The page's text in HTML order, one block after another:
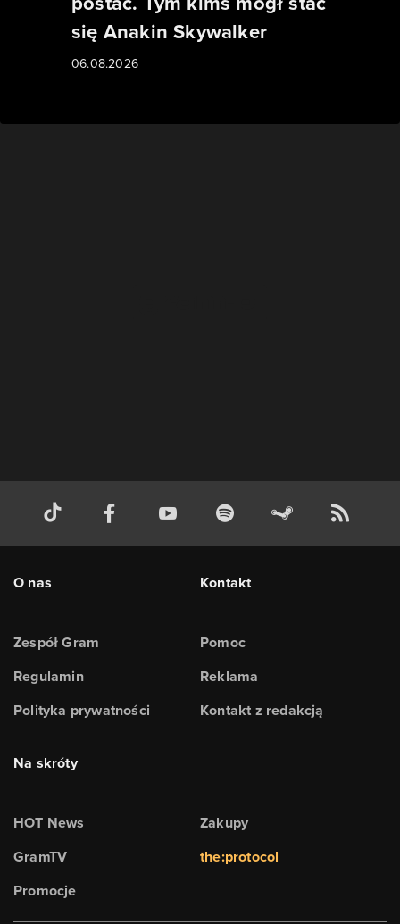
się Anakin Skywalker
06.08.2026
O nas
Zespół Gram
Regulamin
Polityka prywatności
Kontakt
Pomoc
Reklama
Kontakt z redakcją
Na skróty
HOT News
GramTV
Promocje
Zakupy
the:protocol